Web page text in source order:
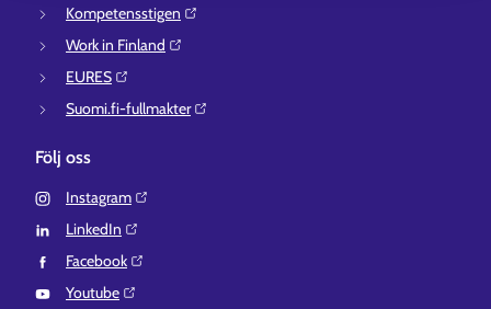
Kompetensstigen⁠
Work in Finland⁠
EURES⁠
Suomi.fi-fullmakter⁠
Följ oss
Instagram⁠
LinkedIn⁠
Facebook⁠
Youtube⁠